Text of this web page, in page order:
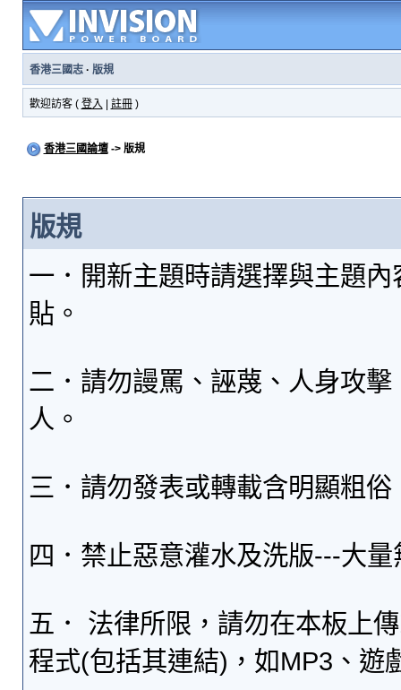
香港三國志· 版規
歡迎訪客 ( 登入 註冊)
香港三國論壇-> 版規
版規
一．開新主題時請選擇與主題
貼。
二．請勿謾罵、誣蔑、人身攻
人。
三．請勿發表或轉載含明顯粗
四．禁止惡意灌水及洗版---大
五． 法律所限，請勿在本板上
程式(包括其連結)，如MP3、遊